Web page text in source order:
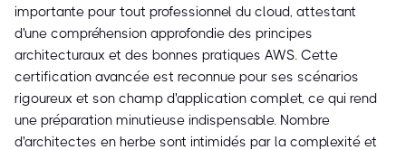
importante pour tout professionnel du cloud, attestant
d'une compréhension approfondie des principes
architecturaux et des bonnes pratiques AWS. Cette
certification avancée est reconnue pour ses scénarios
rigoureux et son champ d'application complet, ce qui rend
une préparation minutieuse indispensable. Nombre
d'architectes en herbe sont intimidés par la complexité et